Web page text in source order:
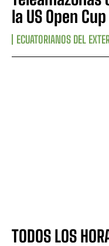
la US Open Cup
ECUATORIANOS DEL
TODOS LOS